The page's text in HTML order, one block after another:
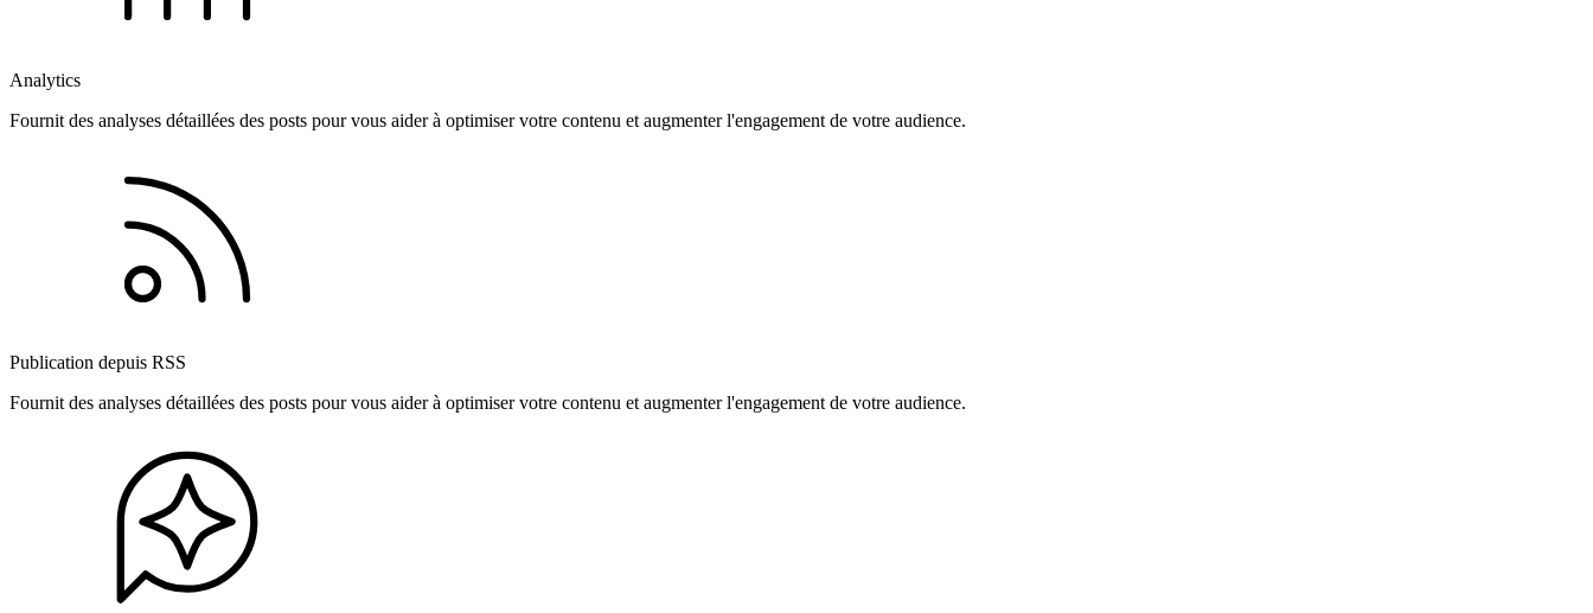
Analytics
Fournit des analyses détaillées des posts pour vous aider à optimiser votre contenu et augmenter l'engagement de votre audience.
Publication depuis RSS
Fournit des analyses détaillées des posts pour vous aider à optimiser votre contenu et augmenter l'engagement de votre audience.